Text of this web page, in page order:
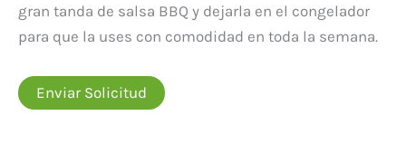
gran tanda de salsa BBQ y dejarla en el congelador
para que la uses con comodidad en toda la semana.
Enviar Solicitud